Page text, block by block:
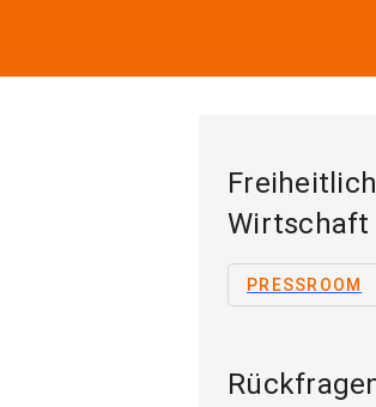
Wirtschaft
PRESSROOM